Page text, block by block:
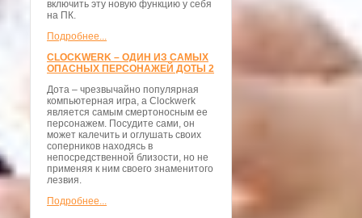
включить эту новую функцию у себя
на ПК.
Подробнее...
CLOCKWERK – ОДИН ИЗ САМЫХ
ОПАСНЫХ ПЕРСОНАЖЕЙ ДОТЫ 2
Дота – чрезвычайно популярная
компьютерная игра, а Clockwerk
является самым смертоносным ее
персонажем. Посудите сами, он
может калечить и оглушать своих
соперников находясь в
непосредственной близости, но не
применяя к ним своего знаменитого
лезвия.
Подробнее...